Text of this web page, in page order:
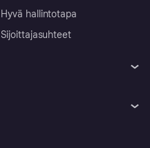
Hyvä hallintotapa
Sijoittajasuhteet